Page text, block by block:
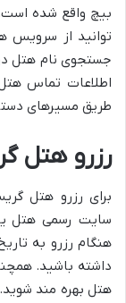
بیچ واقع شده
توانید از سرویس
جستجوی نام هتل
اطلاعات تماس
طریق مسیرهای
رزرو هتل
برای رزرو هتل
سایت رسمی هتل
هنگام رزرو به
داشته باشید.
هتل بهره مند